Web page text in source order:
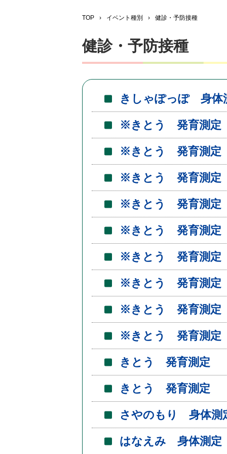
TOP › イベント種別 › 健診・予防接種
健診・予防接種
きしゃぽっぽ 身体
※きとう 発育測定
※きとう 発育測定
※きとう 発育測定
※きとう 発育測定
※きとう 発育測定
※きとう 発育測定
※きとう 発育測定
※きとう 発育測定
※きとう 発育測定
きとう 発育測定
きとう 発育測定
さやのもり 身体測
はなえみ 身体測定